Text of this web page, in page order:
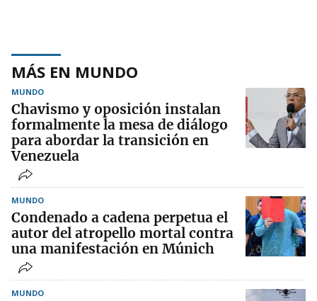
MÁS EN MUNDO
MUNDO
Chavismo y oposición instalan
formalmente la mesa de diálogo
para abordar la transición en
Venezuela
MUNDO
Condenado a cadena perpetua el
autor del atropello mortal contra
una manifestación en Múnich
MUNDO